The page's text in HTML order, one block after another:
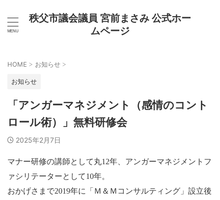
秩父市議会議員 宮前まさみ 公式ホー
ムページ
HOME > お知らせ >
お知らせ
「アンガーマネジメント（感情のコント
ロール術）」無料研修会
2025年2月7日
マナー研修の講師として丸12年、アンガーマネジメントフ
ァシリテーターとして10年。
おかげさまで2019年に「Ｍ＆Ｍコンサルティング」設立後